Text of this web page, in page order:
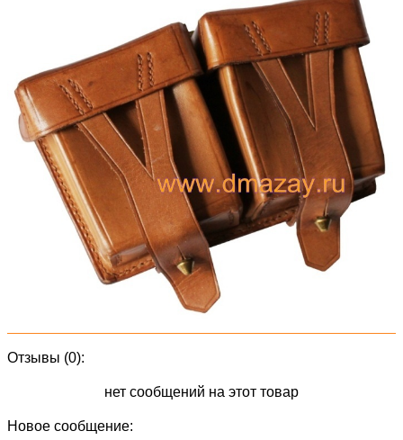
Отзывы (0):
нет сообщений на этот товар
Новое сообщение: